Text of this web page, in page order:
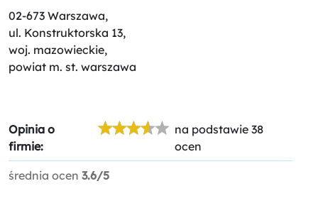
02-673 Warszawa,
ul. Konstruktorska 13,
woj. mazowieckie,
powiat m. st. warszawa
Opinia o
firmie:
na podstawie 38
ocen
średnia ocen 3.6/5